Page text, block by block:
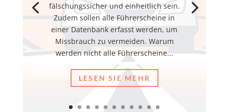
fälschungssicher und einheitlich sein.
Zudem sollen alle Führerscheine in
einer Datenbank erfasst werden, um
Missbrauch zu vermeiden. Warum
werden nicht alle Führerscheine...
LESEN SIE MEHR